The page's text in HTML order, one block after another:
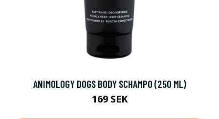
ANIMOLOGY DOGS BODY SCHAMPO (250 ML)
169 SEK